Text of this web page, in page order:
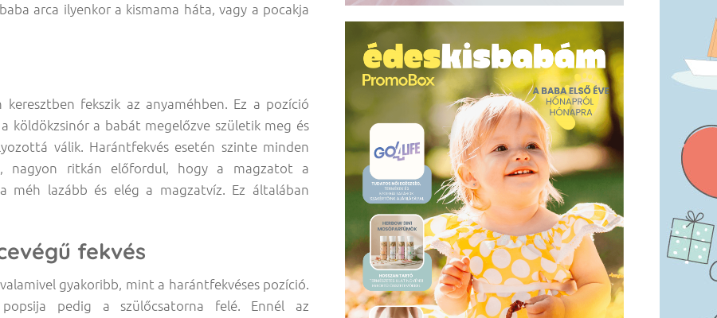
arca ilyenkor a kismama háta, vagy a pocakja
fekszik az anyaméhben. Ez a pozíció
köldökzsinór a babát megelőzve születik meg és
válik. Harántfekvés esetén szinte minden
nagyon ritkán előfordul, hogy a magzatot a
méh lazább és elég a magzatvíz. Ez általában
fekvés
gyakoribb, mint a harántfekvéses pozíció.
pedig a szülőcsatorna felé. Ennél az